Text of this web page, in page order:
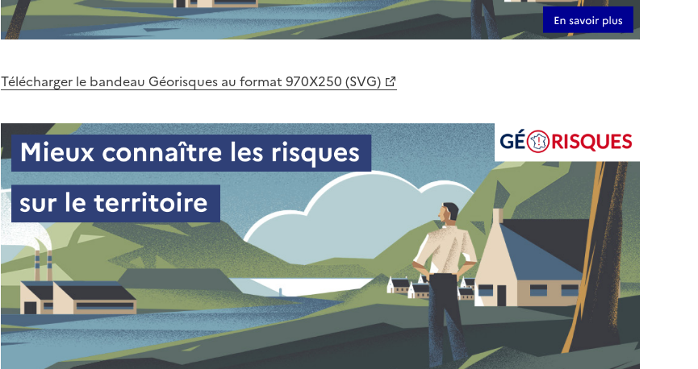
Télécharger le bandeau Géorisques au format 970X250 (SVG)